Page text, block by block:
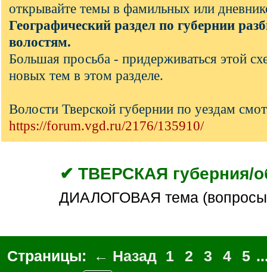
открывайте темы в фамильных или
Географический раздел по губернии
волостям.
Большая просьба - придерживаться этой
новых тем в этом разделе.
Волости Тверской губернии по уездам
https://forum.vgd.ru/2176/135910/
✔ ТВЕРСКАЯ губерния/
ДИАЛОГОВАЯ тема
Страницы: ← Назад 1 2 3 4 5